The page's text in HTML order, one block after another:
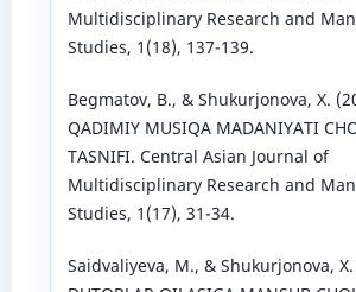
Multidisciplinary Research and
Studies, 1(18), 137-139.
Begmatov, B., & Shukurjonova, X.
QADIMIY MUSIQA MADANIYATI
TASNIFI. Central Asian Journal of
Multidisciplinary Research and
Studies, 1(17), 31-34.
Saidvaliyeva, M., & Shukurjonova,